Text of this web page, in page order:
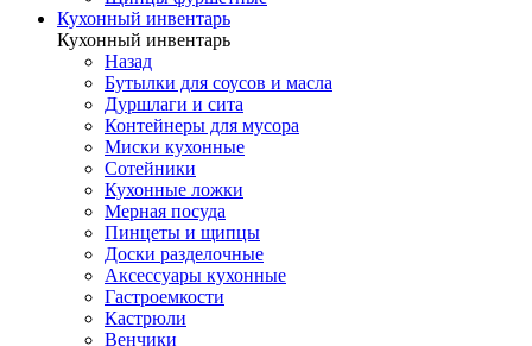
Кухонный инвентарь
Кухонный инвентарь
Назад
Бутылки для соусов и масла
Дуршлаги и сита
Контейнеры для мусора
Миски кухонные
Сотейники
Кухонные ложки
Мерная посуда
Пинцеты и щипцы
Доски разделочные
Аксессуары кухонные
Гастроемкости
Кастрюли
Венчики